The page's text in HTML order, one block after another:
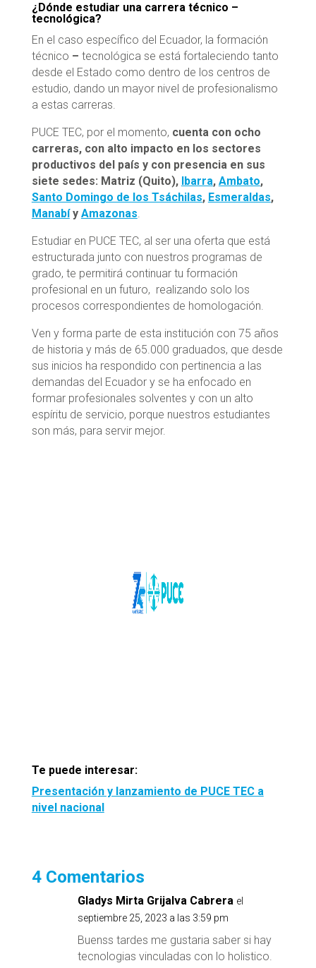
¿Dónde estudiar una carrera técnico –
tecnológica?
En el caso específico del Ecuador, la formación
técnico – tecnológica se está fortaleciendo tanto
desde el Estado como dentro de los centros de
estudio, dando un mayor nivel de profesionalismo
a estas carreras.
PUCE TEC, por el momento, cuenta con ocho
carreras, con alto impacto en los sectores
productivos del país y con presencia en sus
siete sedes: Matriz (Quito), Ibarra, Ambato,
Santo Domingo de los Tsáchilas, Esmeraldas,
Manabíy Amazonas.
Estudiar en PUCE TEC, al ser una oferta que está
estructurada junto con nuestros programas de
grado, te permitirá continuar tu formación
profesional en un futuro, realizando solo los
procesos correspondientes de homologación.
Ven y forma parte de esta institución con 75 años
de historia y más de 65.000 graduados, que desde
sus inicios ha respondido con pertinencia a las
demandas del Ecuador y se ha enfocado en
formar profesionales solventes y con un alto
espíritu de servicio, porque nuestros estudiantes
son más, para servir mejor.
Te puede interesar:
Presentación y lanzamiento de PUCE TEC a
nivel nacional
4 Comentarios
Gladys Mirta Grijalva Cabrera el
septiembre 25, 2023 a las 3:59 pm
Buenss tardes me gustaria saber si hay
tecnologias vinculadas con lo holistico.